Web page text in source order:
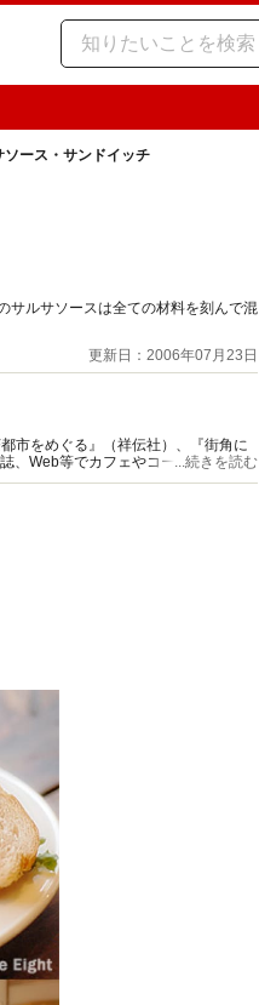
ソース・サンドイッチ
サルサソースは全ての材料を刻んで混
更新日：2006年07月23日
市をめぐる』（祥伝社）、『街角に
、Web等でカフェやコーヒー特集の
...続きを読む